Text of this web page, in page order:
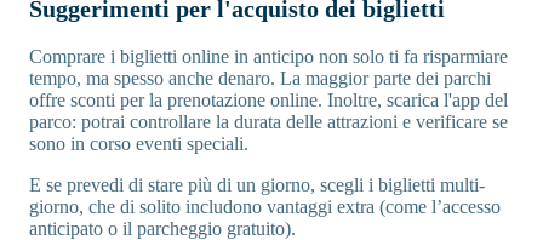
Suggerimenti per l'acquisto dei biglietti
Comprare i biglietti online in anticipo non solo ti fa risparmiare
tempo, ma spesso anche denaro. La maggior parte dei parchi
offre sconti per la prenotazione online. Inoltre, scarica l'app del
parco: potrai controllare la durata delle attrazioni e verificare se
sono in corso eventi speciali.
E se prevedi di stare più di un giorno, scegli i biglietti multi-
giorno, che di solito includono vantaggi extra (come l’accesso
anticipato o il parcheggio gratuito).